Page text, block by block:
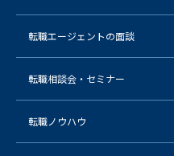
転職エージェントの面談
転職相談会・セミナー
転職ノウハウ